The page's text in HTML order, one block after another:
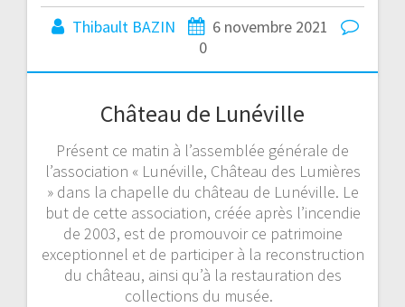
Thibault BAZIN
6 novembre 2021
0
Château de Lunéville
Présent ce matin à l’assemblée générale de
l’association « Lunéville, Château des Lumières
» dans la chapelle du château de Lunéville. Le
but de cette association, créée après l’incendie
de 2003, est de promouvoir ce patrimoine
exceptionnel et de participer à la reconstruction
du château, ainsi qu’à la restauration des
collections du musée.